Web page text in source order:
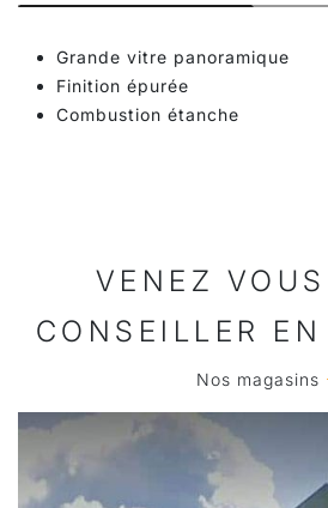
Grande vitre panoramique
Finition épurée
Combustion étanche
VENEZ
CONSEILLER
Nos magasins